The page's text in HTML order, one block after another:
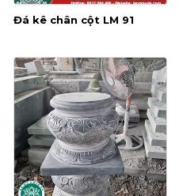
Đá kê chân cột LM 91